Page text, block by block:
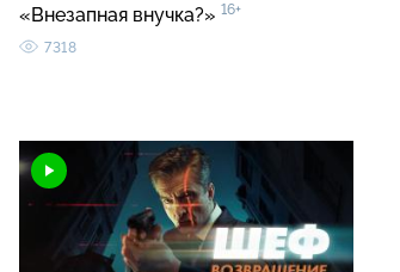
«Внезапная внучка?» 16+
7318